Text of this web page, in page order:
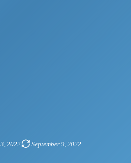
3, 2022 September 9, 2022